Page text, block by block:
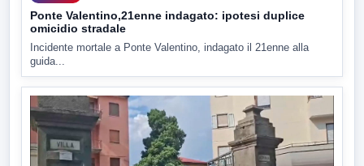
Ponte Valentino,21enne indagato: ipotesi duplice
omicidio stradale
Incidente mortale a Ponte Valentino, indagato il 21enne alla
guida...